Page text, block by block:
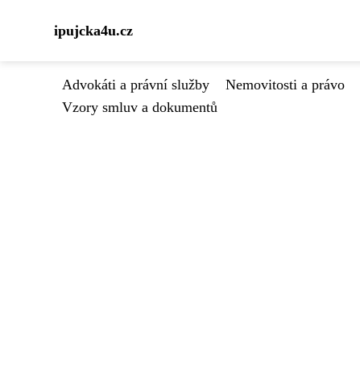
ipujcka4u.cz
Advokáti a právní služby Nemovitosti a právo
Vzory smluv a dokumentů